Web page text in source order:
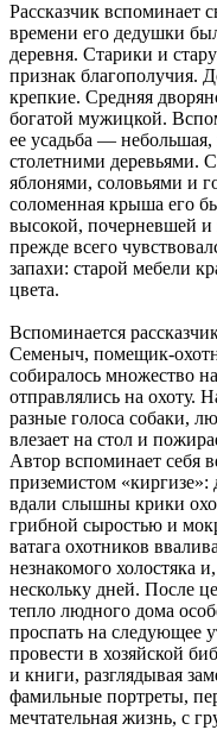
Рассказчик вспоминает
времени его дедушки
деревня. Старики и
признак благополучия.
крепкие. Средняя
богатой мужицкой.
ее усадьба —
столетними деревьями.
яблонями, соловьями и
соломенная крыша его
высокой, почерневшей и
прежде всего
запахи: старой мебели
цвета.
Вспоминается
Семеныч, помещик-
собиралось множество
отправлялись на охоту.
разные голоса собаки,
влезает на стол и
Автор вспоминает себя
приземистом «киргизе»:
вдали слышны крики
грибной сыростью и
ватага охотников
незнакомого холостяка
нескольку дней. После
тепло людного дома
проспать на следующее
провести в хозяйской
и книги, разглядывая
фамильные портреты,
мечтательная жизнь, с